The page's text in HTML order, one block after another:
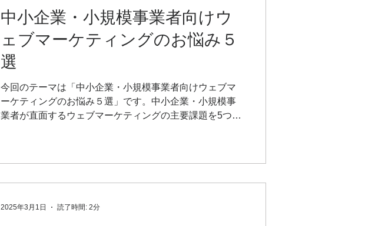
中小企業・小規模事業者向けウ
ェブマーケティングのお悩み５
選
今回のテーマは「中小企業・小規模事業者向けウェブマ
ーケティングのお悩み５選」です。中小企業・小規模事
業者が直面するウェブマーケティングの主要課題を5つご
2025年3月1日 読了時間: 2分